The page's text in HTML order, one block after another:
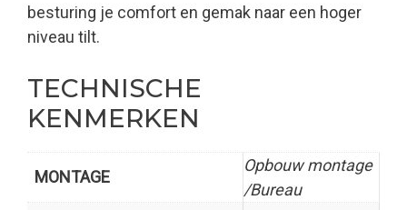
besturing je comfort en gemak naar een hoger
niveau tilt.
TECHNISCHE
KENMERKEN
MONTAGE
Opbouw montage
/Bureau